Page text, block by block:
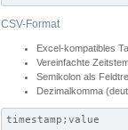
CSV-Format
Excel-kompatibles
Vereinfachte
Semikolon als
Dezimalkomma
timestamp;value